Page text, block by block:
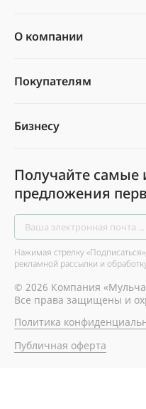
О компании
Покупателям
Бизнесу
Получайте самые
предложения
Нажимая стрелку
рекламной рассылки и
© 2026 Компания
Все права защищены и
Политика
Публичная оферта